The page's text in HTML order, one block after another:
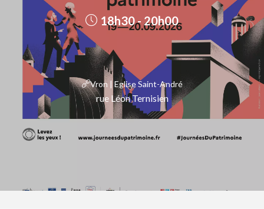
18h30 - 20h00
Vron | Eglise Saint-André
rue Léon Ternisien